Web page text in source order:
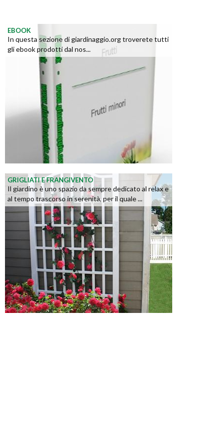
EBOOK
In questa sezione di giardinaggio.org troverete tutti
gli ebook prodotti dal nos...
GRIGLIATI E FRANGIVENTO
Il giardino è uno spazio da sempre dedicato al relax e
al tempo trascorso in serenità, per il quale ...